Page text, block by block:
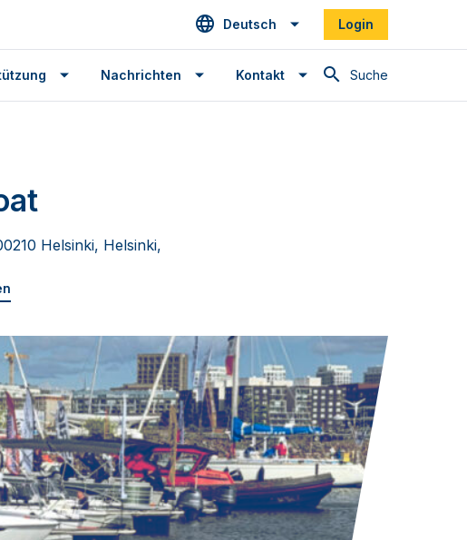
Deutsch Login
Suche
Nachrichten Kontakt
Helsinki, Helsinki,